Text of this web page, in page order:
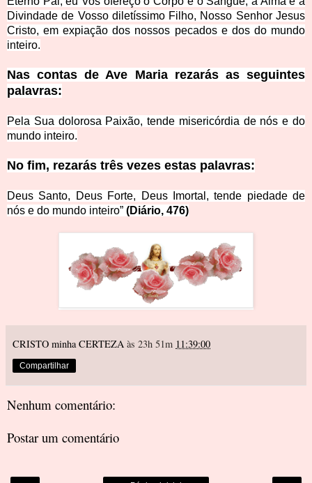
Divindade de Vosso diletíssimo Filho, Nosso Senhor Jesus
Cristo, em expiação dos nossos pecados e dos do mundo
inteiro.
Nas contas de Ave Maria rezarás as seguintes
palavras:
Pela Sua dolorosa Paixão, tende misericórdia de nós e do
mundo inteiro.
No fim, rezarás três vezes estas palavras:
Deus Santo, Deus Forte, Deus Imortal, tende piedade de
nós e do mundo inteiro” (Diário, 476)
CRISTO minha CERTEZA às 23h 51m 11:39:00
Compartilhar
Nenhum comentário:
Postar um comentário